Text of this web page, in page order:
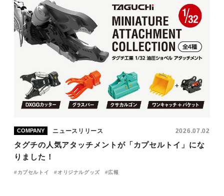
COMPANY ニュースリリース 2026.07.02
タグチの人気アタッチメントが「カプセルトイ」にな
りました！
カプセルトイ オリジナルグッズ 広報